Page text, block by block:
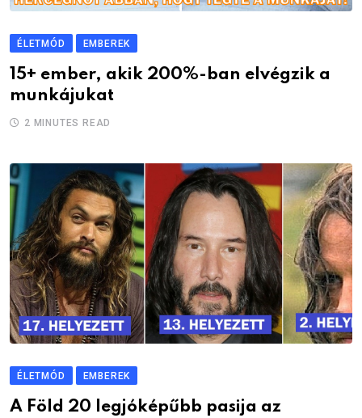
ÉLETMÓD EMBEREK
15+ ember, akik 200%-ban elvégzik a
munkájukat
2 MINUTES READ
ÉLETMÓD EMBEREK
A Föld 20 legjóképűbb pasija az